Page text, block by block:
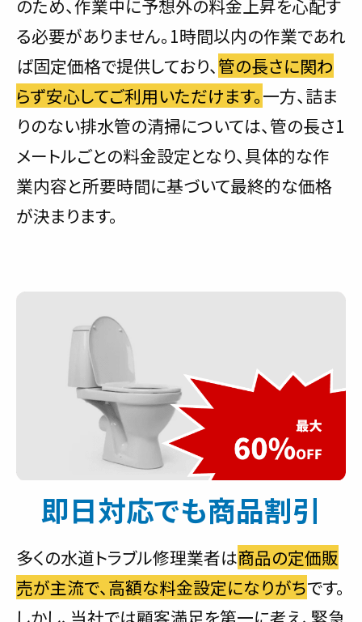
のため、作業中に予想外の料金上昇を心配す
る必要がありません。1時間以内の作業であれ
ば固定価格で提供しており、管の長さに関わ
らず安心してご利用いただけます。一方、詰ま
りのない排水管の清掃については、管の長さ1
メートルごとの料金設定となり、具体的な作
業内容と所要時間に基づいて最終的な価格
が決まります。
即日対応でも商品割引
多くの水道トラブル修理業者は商品の定価販
売が主流で、高額な料金設定になりがちです。